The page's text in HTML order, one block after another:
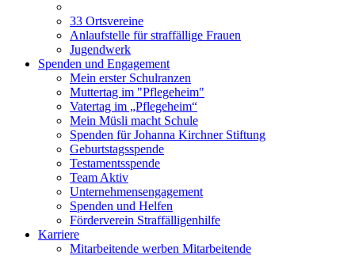
33 Ortsvereine
Anlaufstelle für straffällige Frauen
Jugendwerk
Spenden und Engagement
Mein erster Schulranzen
Muttertag im "Pflegeheim"
Vatertag im „Pflegeheim“
Mein Müsli macht Schule
Spenden für Johanna Kirchner Stiftung
Geburtstagsspende
Testamentsspende
Team Aktiv
Unternehmensengagement
Spenden und Helfen
Förderverein Straffälligenhilfe
Karriere
Mitarbeitende werben Mitarbeitende